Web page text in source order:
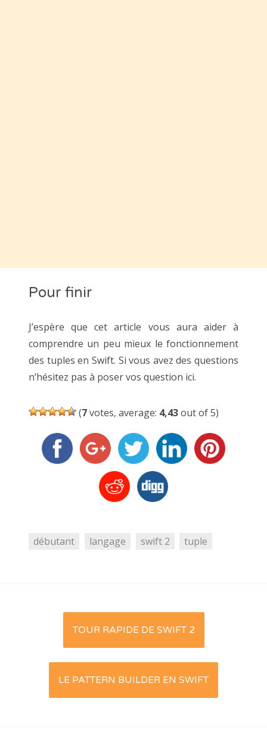
Pour finir
J’espère que cet article vous aura aider à
comprendre un peu mieux le fonctionnement
des tuples en Swift. Si vous avez des questions
n’hésitez pas à poser vos question ici.
(7votes, average: 4,43out of 5)
débutant langage swift 2 tuple
navigation
TOUR RAPIDE DE SWIFT 2
LE PATTERN BUILDER EN SWIFT